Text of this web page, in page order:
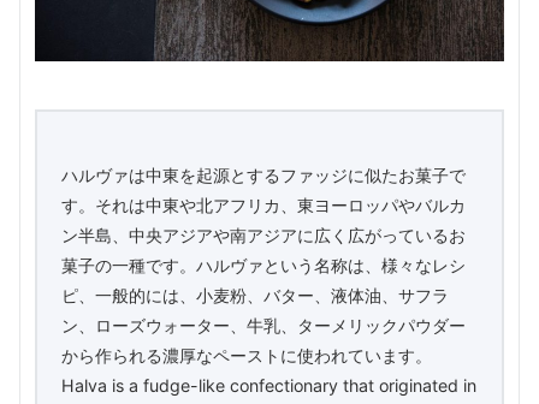
ハルヴァは中東を起源とするファッジに似たお菓子で
す。それは中東や北アフリカ、東ヨーロッパやバルカ
ン半島、中央アジアや南アジアに広く広がっているお
菓子の一種です。ハルヴァという名称は、様々なレシ
ピ、一般的には、小麦粉、バター、液体油、サフラ
ン、ローズウォーター、牛乳、ターメリックパウダー
から作られる濃厚なペーストに使われています。
Halva is a fudge-like confectionary that originated in